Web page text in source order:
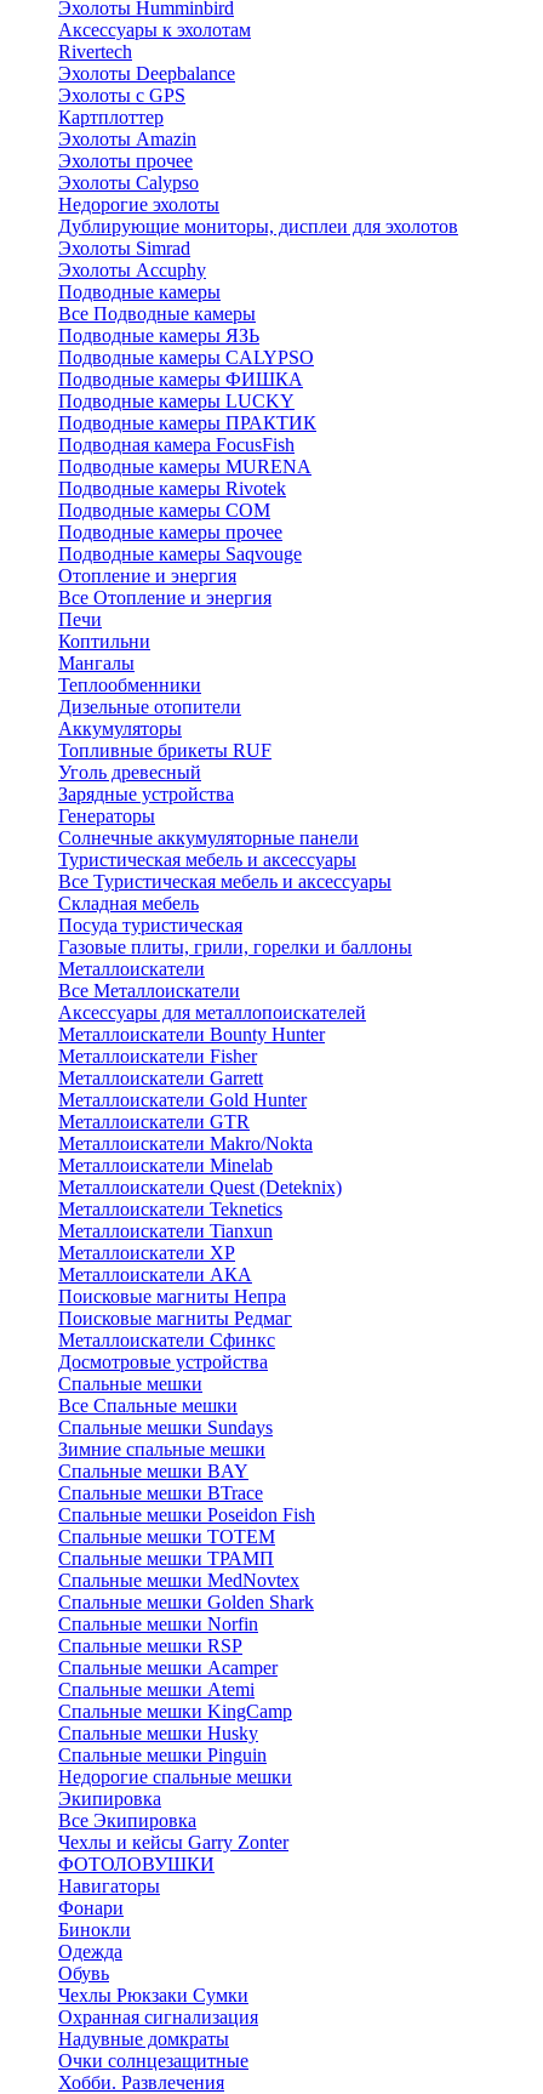
Эхолоты Humminbird
Аксессуары к эхолотам
Rivertech
Эхолоты Deepbalance
Эхолоты с GPS
Картплоттер
Эхолоты Amazin
Эхолоты прочее
Эхолоты Calypso
Недорогие эхолоты
Дублирующие мониторы, дисплеи для эхолотов
Эхолоты Simrad
Эхолоты Accuphy
Подводные камеры
Все Подводные камеры
Подводные камеры ЯЗЬ
Подводные камеры CALYPSO
Подводные камеры ФИШКА
Подводные камеры LUCKY
Подводные камеры ПРАКТИК
Подводная камера FocusFish
Подводные камеры MURENA
Подводные камеры Rivotek
Подводные камеры СОМ
Подводные камеры прочее
Подводные камеры Saqvouge
Отопление и энергия
Все Отопление и энергия
Печи
Коптильни
Мангалы
Теплообменники
Дизельные отопители
Аккумуляторы
Топливные брикеты RUF
Уголь древесный
Зарядные устройства
Генераторы
Солнечные аккумуляторные панели
Туристическая мебель и аксессуары
Все Туристическая мебель и аксессуары
Складная мебель
Посуда туристическая
Газовые плиты, грили, горелки и баллоны
Металлоискатели
Все Металлоискатели
Аксессуары для металлопоискателей
Металлоискатели Bounty Hunter
Металлоискатели Fisher
Металлоискатели Garrett
Металлоискатели Gold Hunter
Металлоискатели GTR
Металлоискатели Makro/Nokta
Металлоискатели Minelab
Металлоискатели Quest (Deteknix)
Металлоискатели Teknetics
Металлоискатели Tianxun
Металлоискатели XP
Металлоискатели АКА
Поисковые магниты Непра
Поисковые магниты Редмаг
Металлоискатели Сфинкс
Досмотровые устройства
Спальные мешки
Все Спальные мешки
Спальные мешки Sundays
Зимние спальные мешки
Спальные мешки BAY
Спальные мешки BTrace
Спальные мешки Poseidon Fish
Спальные мешки ТОТЕМ
Спальные мешки ТРАМП
Cпальные мешки MedNovtex
Спальные мешки Golden Shark
Спальные мешки Norfin
Спальные мешки RSP
Спальные мешки Acamper
Спальные мешки Atemi
Спальные мешки KingCamp
Спальные мешки Husky
Спальные мешки Pinguin
Недорогие спальные мешки
Экипировка
Все Экипировка
Чехлы и кейсы Garry Zonter
ФОТОЛОВУШКИ
Навигаторы
Фонари
Бинокли
Одежда
Обувь
Чехлы Рюкзаки Сумки
Охранная сигнализация
Надувные домкраты
Очки солнцезащитные
Хобби. Развлечения